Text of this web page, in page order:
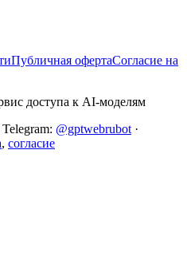
Публичная офертаСогласие на
доступа к AI-моделям
Telegram: @gptwebrubot·
, согласие